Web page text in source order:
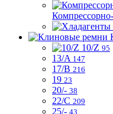
10/Z 95
13/A 147
17/B 216
19 23
20/- 38
22/C 209
25/- 43